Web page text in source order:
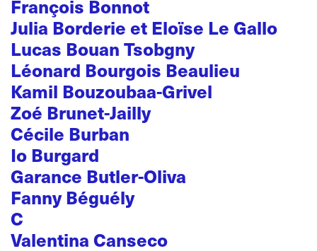
François Bonnot
Julia Borderie et Eloïse Le Gallo
Lucas Bouan Tsobgny
Léonard Bourgois Beaulieu
Kamil Bouzoubaa-Grivel
Zoé Brunet-Jailly
Cécile Burban
Io Burgard
Garance Butler-Oliva
Fanny Béguély
C
Valentina Canseco